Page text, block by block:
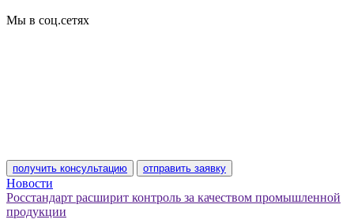
Мы в соц.сетях
получить консультацию отправить заявку
Новости
Росстандарт расширит контроль за качеством промышленной
продукции